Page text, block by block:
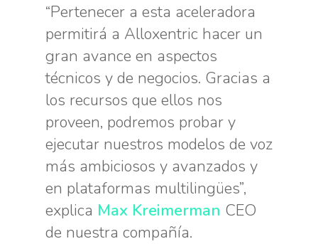
“Pertenecer a esta aceleradora
permitirá a Alloxentric hacer un
gran avance en aspectos
técnicos y de negocios. Gracias a
los recursos que ellos nos
proveen, podremos probar y
ejecutar nuestros modelos de voz
más ambiciosos y avanzados y
en plataformas multilingües”,
explica Max Kreimerman CEO
de nuestra compañía.